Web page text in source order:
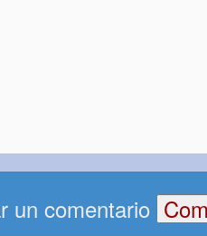
un comentario